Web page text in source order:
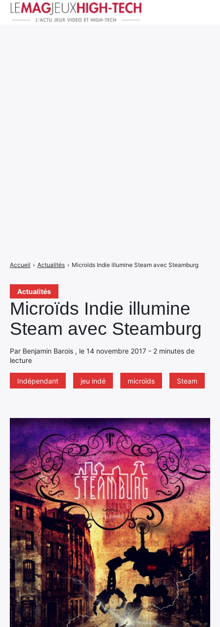
Actualités
Microïds Indie illumine
Steam avec Steamburg
Par Benjamin Barois , le 14 novembre 2017 - 2 minutes de
lecture
Indépendant jeu indé microïds Steam
Accueil › Actualités › Microïds Indie illumine Steam avec Steamburg